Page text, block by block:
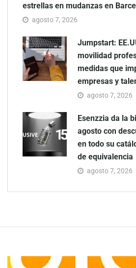
estrellas en mudanzas en
agosto 7, 2026
Jumpstart:
movilidad
medidas que
empresas y
agosto 7, 2026
Esenzzia da la
agosto con
en todo su
de equivalencia
agosto 7, 2026